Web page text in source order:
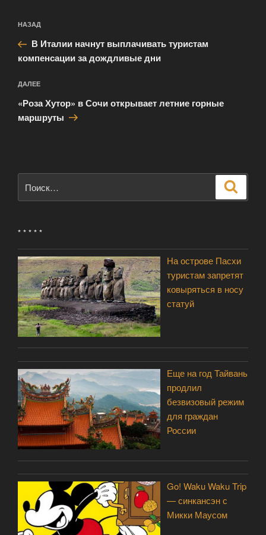
по
записям
Предыдущая
запись:
НАЗАД
В Италии начнут выплачивать туристам
компенсации за дождливые дни
Следующая
запись
ДАЛЕЕ
«Роза Хутор» в Сочи открывает летние горные
маршруты
* * * * *
На острове Пасхи
туристам запретят
ковыряться в носу
статуй
Еще на год Тайвань
продлил
безвизовый режим
для граждан
России
Go! Waku Waku Trip
— синкансэн с
Микки Маусом